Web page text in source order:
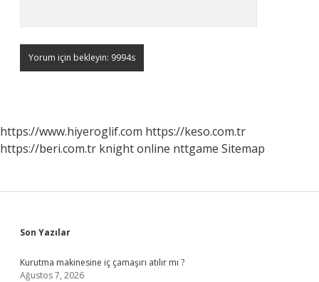
https://www.hiyeroglif.com https://keso.com.tr
https://beri.com.tr knight online nttgame Sitemap
Sidebar
Son Yazılar
Kurutma makinesine iç çamaşırı atılır mı ?
Ağustos 7, 2026